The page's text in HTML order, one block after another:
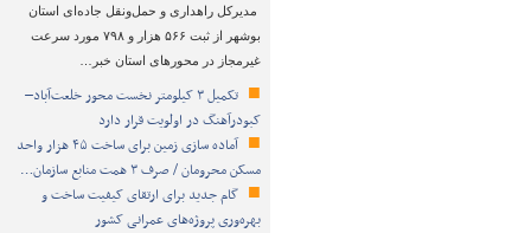
مدیرکل راهداری و حمل‌ونقل جاده‌ای استان
بوشهر از ثبت ۵۶۶ هزار و ۷۹۸ مورد سرعت
غیرمجاز در محورهای استان خبر…
تکمیل ۳ کیلومتر نخست محور خلعت‌آباد–
کبودرآهنگ در اولویت قرار دارد
آماده سازی زمین برای ساخت ۴۵ هزار واحد
مسکن محرومان / صرف ۳ همت منابع سازمان…
گام جدید برای ارتقای کیفیت ساخت و
بهره‌وری پروژه‌های عمرانی کشور